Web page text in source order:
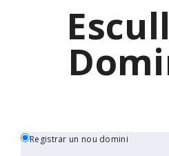
Registrar un nou domini